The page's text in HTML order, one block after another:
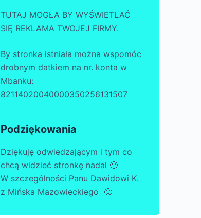
TUTAJ MOGŁA BY WYŚWIETLAĆ
SIĘ REKLAMA TWOJEJ FIRMY.
By stronka istniała można wspomóc
drobnym datkiem na nr. konta w
Mbanku:
82114020040000350256131507
Podziękowania
Dziękuję odwiedzającym i tym co
chcą widzieć stronkę nadal 🙂
W szczególności Panu Dawidowi K.
z Mińska Mazowieckiego 🙂